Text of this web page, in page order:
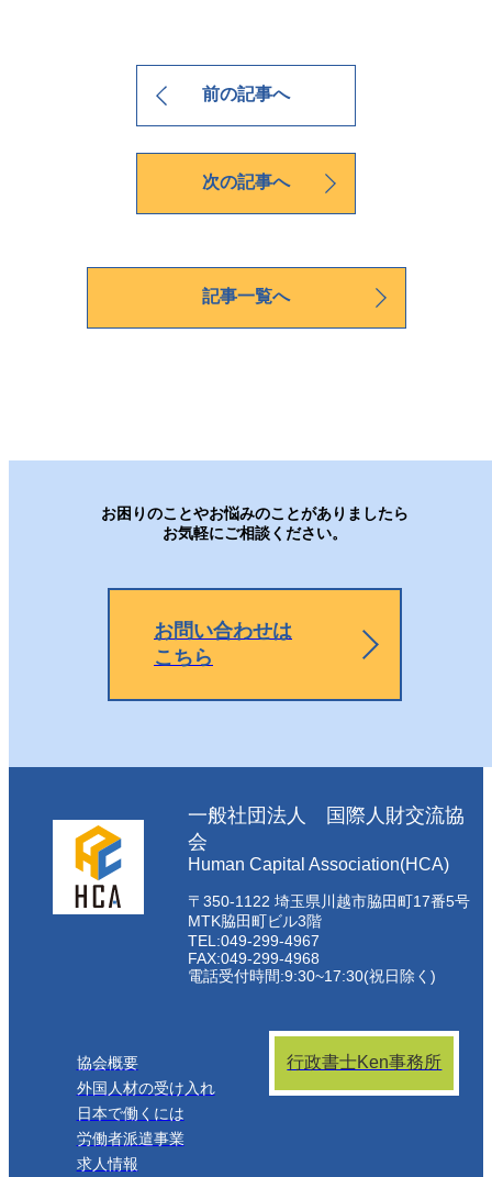
前の記事へ
次の記事へ
記事一覧へ
お困りのことやお悩みのことがありましたら
お気軽にご相談ください。
お問い合わせは
こちら
一般社団法人 国際人財交流協
会
Human Capital Association(HCA)
〒350-1122 埼玉県川越市脇田町17番5号
MTK脇田町ビル3階
TEL:049-299-4967
FAX:049-299-4968
電話受付時間:9:30~17:30(祝日除く)
協会概要
外国人材の受け入れ
日本で働くには
労働者派遣事業
求人情報
行政書士Ken事務所